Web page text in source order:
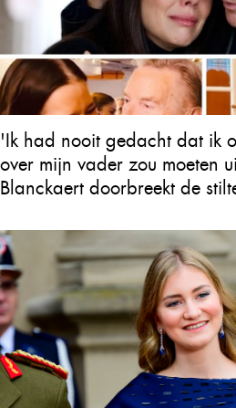
'Ik had nooit gedacht dat ik
over mijn vader zou moeten
Blanckaert doorbreekt de
achterlaat